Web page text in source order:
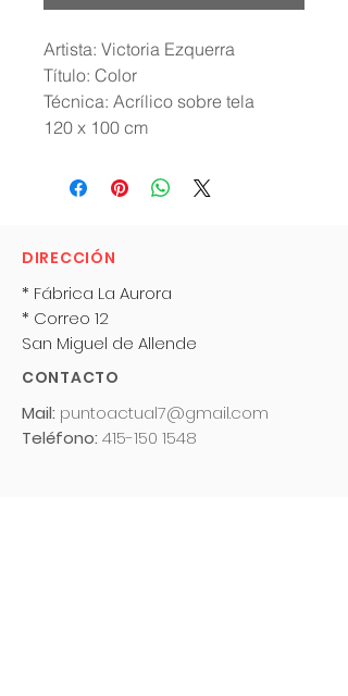
Artista: Victoria Ezquerra
Título: Color
Técnica: Acrílico sobre tela
120 x 100 cm
DIRECCIÓN
* Fábrica La Aurora
* Correo 12
San Miguel de Allende
CONTACTO
Mail: puntoactual7@gmail.com
Teléfono: 415-150 1548